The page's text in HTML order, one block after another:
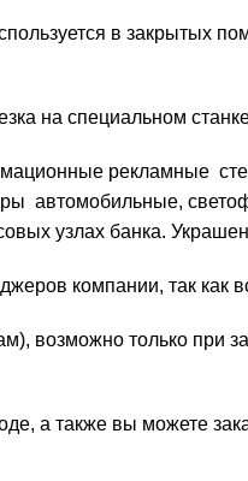
в закрытых
на специальном
рекламные
автомобильные,
узлах банка.
компании, так как
возможно только при
а также вы можете